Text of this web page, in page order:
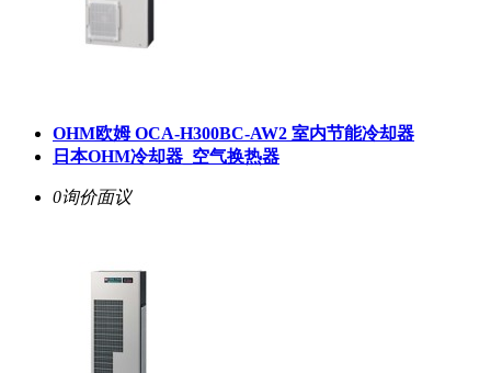
OHM欧姆 OCA-H300BC-AW2 室内节能冷却器
日本OHM冷却器_空气换热器
0询价面议